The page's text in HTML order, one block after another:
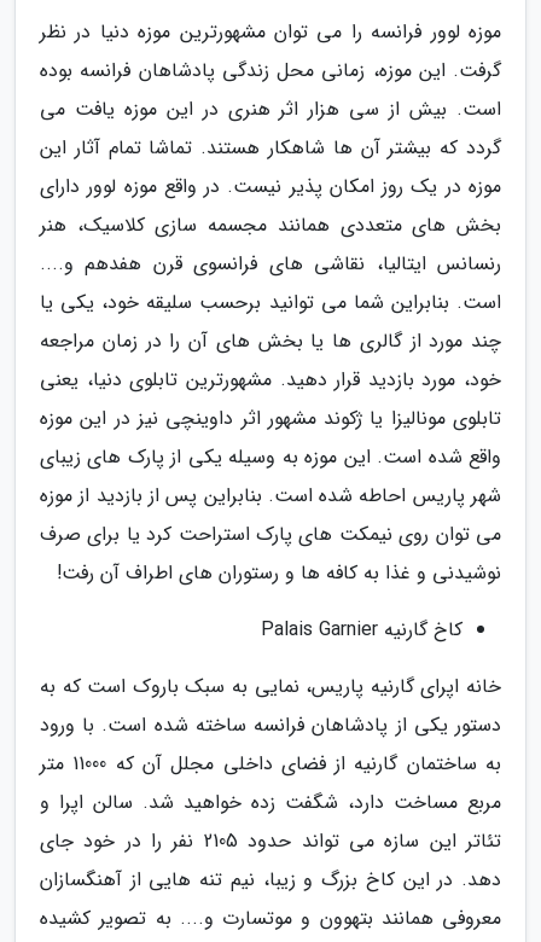
موزه لوور فرانسه را می توان مشهورترین موزه دنیا در نظر
گرفت. این موزه، زمانی محل زندگی پادشاهان فرانسه بوده
است. بیش از سی هزار اثر هنری در این موزه یافت می
گردد که بیشتر آن ها شاهکار هستند. تماشا تمام آثار این
موزه در یک روز امکان پذیر نیست. در واقع موزه لوور دارای
بخش های متعددی همانند مجسمه سازی کلاسیک، هنر
رنسانس ایتالیا، نقاشی های فرانسوی قرن هفدهم و....
است. بنابراین شما می توانید برحسب سلیقه خود، یکی یا
چند مورد از گالری ها یا بخش های آن را در زمان مراجعه
خود، مورد بازدید قرار دهید. مشهورترین تابلوی دنیا، یعنی
تابلوی مونالیزا یا ژکوند مشهور اثر داوینچی نیز در این موزه
واقع شده است. این موزه به وسیله یکی از پارک های زیبای
شهر پاریس احاطه شده است. بنابراین پس از بازدید از موزه
می توان روی نیمکت های پارک استراحت کرد یا برای صرف
نوشیدنی و غذا به کافه ها و رستوران های اطراف آن رفت!
کاخ گارنیه Palais Garnier
خانه اپرای گارنیه پاریس، نمایی به سبک باروک است که به
دستور یکی از پادشاهان فرانسه ساخته شده است. با ورود
به ساختمان گارنیه از فضای داخلی مجلل آن که 11000 متر
مربع مساخت دارد، شگفت زده خواهید شد. سالن اپرا و
تئاتر این سازه می تواند حدود 2105 نفر را در خود جای
دهد. در این کاخ بزرگ و زیبا، نیم تنه هایی از آهنگسازان
معروفی همانند بتهوون و موتسارت و.... به تصویر کشیده